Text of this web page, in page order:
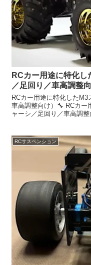
RCカー用途に特化
／足回り／車高調整向
RCカー用途に特化した
車高調整向け）🔧 RCカー
ャーシ／足回り／車高調
でのスペーサー用途・シ
RCサスペンション